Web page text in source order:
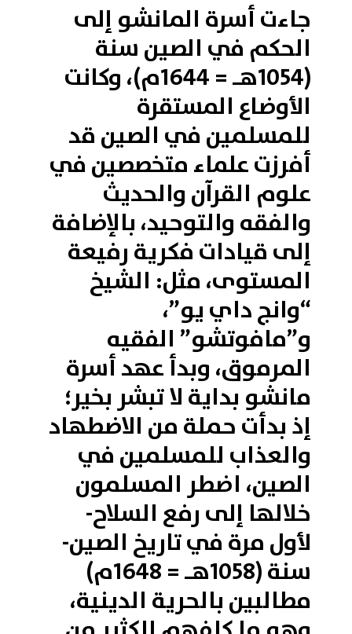
جاءت أسرة المانشو إلى
الحكم في الصين سنة
(1054هـ = 1644م)، وكانت
الأوضاع المستقرة
للمسلمين في الصين قد
أفرزت علماء متخصصين في
علوم القرآن والحديث
والفقه والتوحيد، بالإضافة
إلى قيادات فكرية رفيعة
المستوى، مثل: الشيخ
“وانج داي يو”،
و”مافوتشو” الفقيه
المرموق، وبدأ عهد أسرة
مانشو بداية لا تبشر بخير؛
إذ بدأت حملة من الاضطهاد
والعذاب للمسلمين في
الصين، اضطر المسلمون
خلالها إلى رفع السلاح-
لأول مرة في تاريخ الصين-
سنة (1058هـ = 1648م)
مطالبين بالحرية الدينية،